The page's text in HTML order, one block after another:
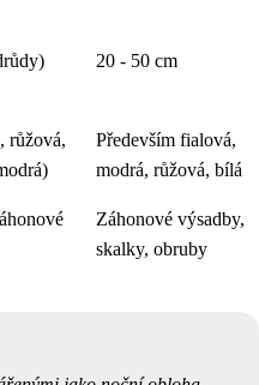
20 - 50 cm
růžová,
Především fialová,
modrá, růžová, bílá
Záhonové výsadby,
skalky, obruby